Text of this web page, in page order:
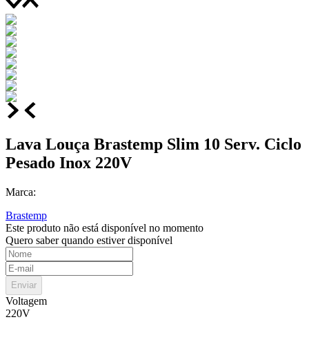
Lava Louça Brastemp Slim 10 Serv. Ciclo
Pesado Inox 220V
Marca:
Brastemp
Este produto não está disponível no momento
Quero saber quando estiver disponível
Enviar
Voltagem
220V